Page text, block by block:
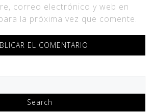
correo electrónico y web en
la próxima vez que comente.